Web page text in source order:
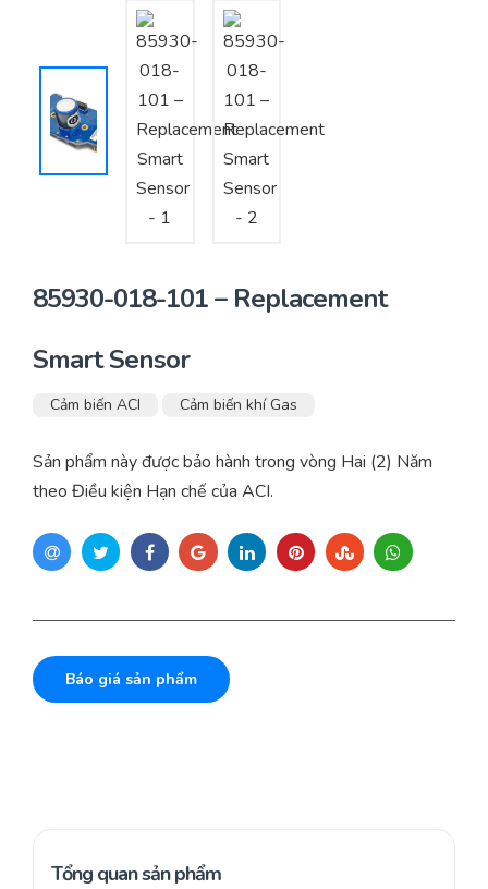
Tư vấn – Thiết kế – Cung cấp thiết bị HVAC
Thi công – Lắp đặt hệ thống HVAC
85930-018-101 – Replacement
Smart Sensor
Cảm biến ACI Cảm biến khí Gas
Sản phẩm này được bảo hành trong vòng Hai (2) Năm
theo Điều kiện Hạn chế của ACI.
Báo giá sản phẩm
Tổng quan sản phẩm